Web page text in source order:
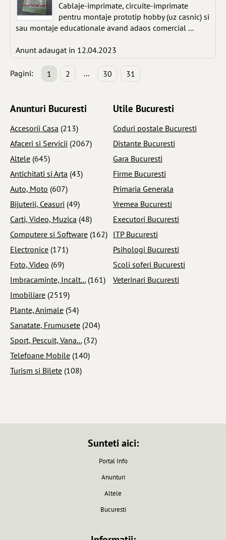
Cablaje-imprimate, circuite-imprimate
pentru montaje prototip hobby (uz casnic) si
sau montaje educationale avand adaos comercial ...
Anunt adaugat in 12.04.2023
Pagini: 1 2 ... 30 31
Anunturi Bucuresti
Accesorii Casa (213)
Afaceri si Servicii (2067)
Altele (645)
Antichitati si Arta (43)
Auto, Moto (607)
Bijuterii, Ceasuri (49)
Carti, Video, Muzica (48)
Computere si Software (162)
Electronice (171)
Foto, Video (69)
Imbracaminte, Incalt... (161)
Imobiliare (2519)
Plante, Animale (54)
Sanatate, Frumusete (204)
Sport, Pescuit, Vana... (32)
Telefoane Mobile (140)
Turism si Bilete (108)
Utile Bucuresti
Coduri postale Bucuresti
Distante Bucuresti
Gara Bucuresti
Firme Bucuresti
Primaria Generala
Vremea Bucuresti
Executori Bucuresti
ITP Bucuresti
Psihologi Bucuresti
Scoli soferi Bucuresti
Veterinari Bucuresti
Sunteti aici:
Portal Info
Anunturi
Altele
Bucuresti